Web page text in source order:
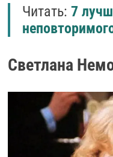
Читать: 7
Светлана